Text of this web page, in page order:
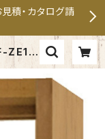
積・カタログ請
ZE1 |
門メ